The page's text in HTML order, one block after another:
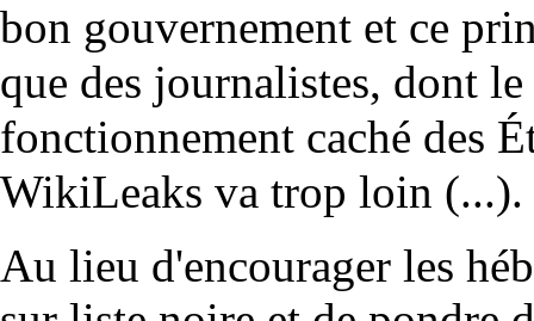
bon gouvernement et ce
que des journalistes, dont
fonctionnement caché des
WikiLeaks va trop loin (...).
Au lieu d'encourager les